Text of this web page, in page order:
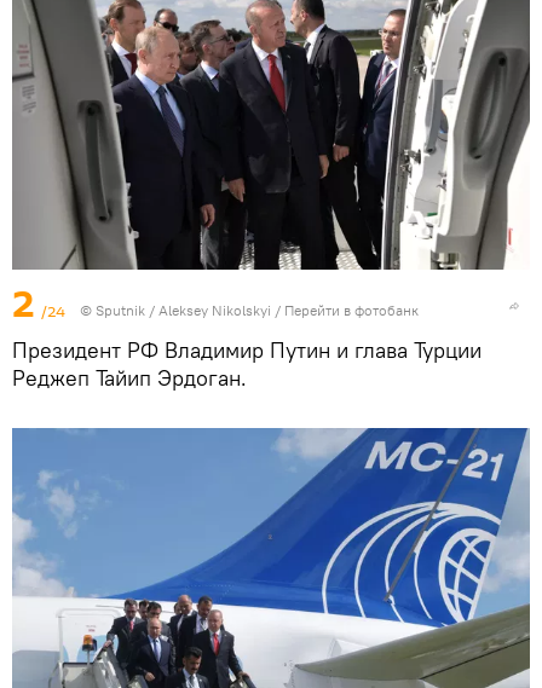
2 /24 © Sputnik / Aleksey Nikolskyi / Перейти в фотобанк
Президент РФ Владимир Путин и глава Турции
Реджеп Тайип Эрдоган.